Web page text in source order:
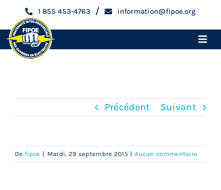
content
1 855 453-4763 / information@fipoe.org
Toggle
Devenir membre Précédent Suivant
De fipoe | Mardi, 29 septembre 2015 | Aucun commentaire